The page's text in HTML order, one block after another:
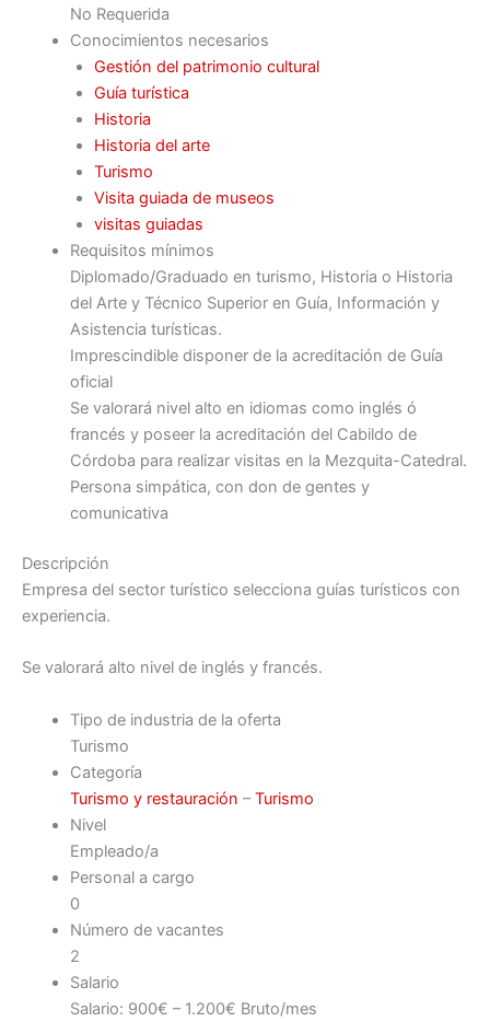
No Requerida
Conocimientos necesarios
Gestión del patrimonio cultural
Guía turística
Historia
Historia del arte
Turismo
Visita guiada de museos
visitas guiadas
Requisitos mínimos
Diplomado/Graduado en turismo, Historia o Historia
del Arte y Técnico Superior en Guía, Información y
Asistencia turísticas.
Imprescindible disponer de la acreditación de Guía
oficial
Se valorará nivel alto en idiomas como inglés ó
francés y poseer la acreditación del Cabildo de
Córdoba para realizar visitas en la Mezquita-Catedral.
Persona simpática, con don de gentes y
comunicativa
Descripción
Empresa del sector turístico selecciona guías turísticos con
experiencia.
Se valorará alto nivel de inglés y francés.
Tipo de industria de la oferta
Turismo
Categoría
Turismo y restauración –Turismo
Nivel
Empleado/a
Personal a cargo
0
Número de vacantes
2
Salario
Salario: 900€ – 1.200€ Bruto/mes